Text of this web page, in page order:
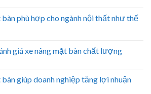
bàn phù hợp cho ngành nội thất như thế
giá xe nâng mặt bàn chất lượng
bàn giúp doanh nghiệp tăng lợi nhuận